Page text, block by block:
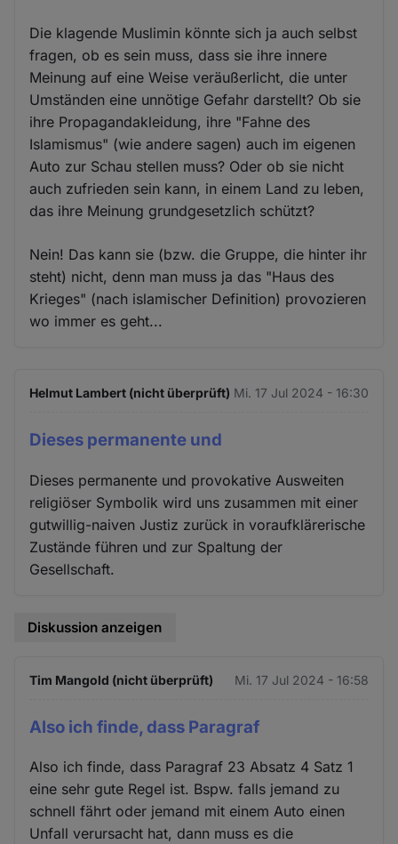
Die klagende Muslimin könnte sich ja auch selbst
fragen, ob es sein muss, dass sie ihre innere
Meinung auf eine Weise veräußerlicht, die unter
Umständen eine unnötige Gefahr darstellt? Ob sie
ihre Propagandakleidung, ihre "Fahne des
Islamismus" (wie andere sagen) auch im eigenen
Auto zur Schau stellen muss? Oder ob sie nicht
auch zufrieden sein kann, in einem Land zu leben,
das ihre Meinung grundgesetzlich schützt?
Nein! Das kann sie (bzw. die Gruppe, die hinter ihr
steht) nicht, denn man muss ja das "Haus des
Krieges" (nach islamischer Definition) provozieren
wo immer es geht...
Helmut Lambert (nicht überprüft) Mi. 17 Jul 2024 - 16:30
Dieses permanente und
Dieses permanente und provokative Ausweiten
religiöser Symbolik wird uns zusammen mit einer
gutwillig-naiven Justiz zurück in voraufklärerische
Zustände führen und zur Spaltung der
Gesellschaft.
Diskussion anzeigen
Tim Mangold (nicht überprüft) Mi. 17 Jul 2024 - 16:58
Also ich finde, dass Paragraf
Also ich finde, dass Paragraf 23 Absatz 4 Satz 1
eine sehr gute Regel ist. Bspw. falls jemand zu
schnell fährt oder jemand mit einem Auto einen
Unfall verursacht hat, dann muss es die